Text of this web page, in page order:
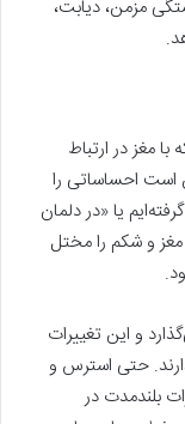
مزمن، دیابت،
مغز در ارتباط
است احساساتی را
یا «در دلمان
و شکم را مختل
و این تغییرات
حتی استرس و
بلندمدت در